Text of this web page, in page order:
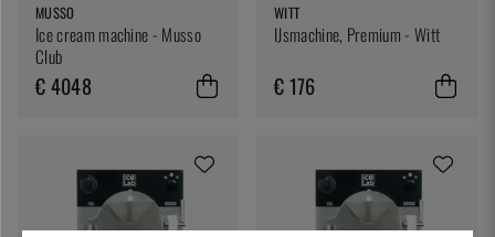
MUSSO
Ice cream machine - Musso
Club
€ 4048
WITT
IJsmachine, Premium - Witt
€ 176